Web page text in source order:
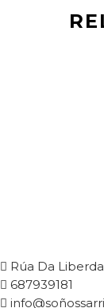
Rúa Da
687939181